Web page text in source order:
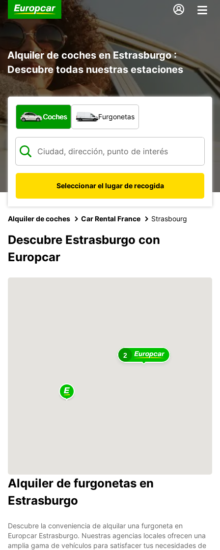
Alquiler de coches en Estrasburgo :
Descubre todas nuestras estaciones
¿Qué tipo de vehículo?
Coches Furgonetas
Seleccionar el lugar de recogida
Alquiler de coches Car Rental France Strasbourg
Descubre Estrasburgo con
Europcar
2
Alquiler de furgonetas en
Estrasburgo
Descubre la conveniencia de alquilar una furgoneta en
Europcar Estrasburgo. Nuestras agencias locales ofrecen una
amplia gama de vehículos para satisfacer tus necesidades de